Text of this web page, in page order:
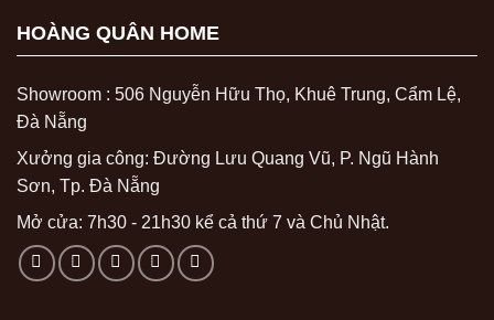
HOÀNG QUÂN HOME
Showroom : 506 Nguyễn Hữu Thọ, Khuê Trung, Cẩm Lệ,
Đà Nẵng
Xưởng gia công: Đường Lưu Quang Vũ, P. Ngũ Hành
Sơn, Tp. Đà Nẵng
Mở cửa: 7h30 - 21h30 kể cả thứ 7 và Chủ Nhật.